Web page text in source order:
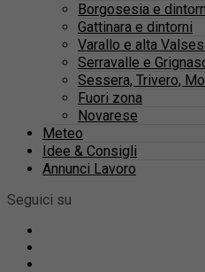
Borgosesia e
Gattinara e dintorni
Varallo e alta
Serravalle e
Sessera, Trivero,
Fuori zona
Novarese
Meteo
Idee & Consigli
Annunci Lavoro
Seguici su